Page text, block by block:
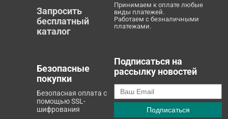
Запросить
бесплатный
каталог
Принимаем к оплате любые
виды платежей.
Работаем с безналичными
платежами.
Безопасные
покупки
Безопасная оплата с
помощью SSL-
шифрования
Подписаться на
рассылку новостей